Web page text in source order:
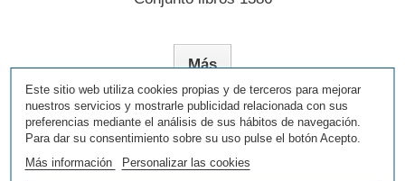
Este sitio web utiliza cookies propias y de terceros para mejorar
nuestros servicios y mostrarle publicidad relacionada con sus
preferencias mediante el análisis de sus hábitos de navegación.
Para dar su consentimiento sobre su uso pulse el botón Acepto.
Más información
Personalizar las cookies
Más
Agregar para comparar